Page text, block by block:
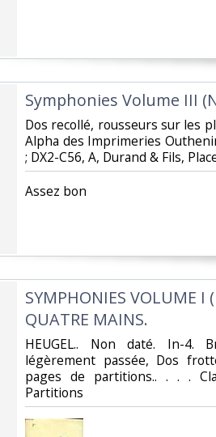
‎Symphonies Volume III
‎Dos recollé, rousseurs sur les
Alpha des Imprimeries
; DX2-C56, A, Durand & Fils,
‎Assez bon‎
‎SYMPHONIES VOLUME I
QUATRE MAINS.‎
‎HEUGEL.. Non daté. In-4.
légèrement passée, Dos
pages de partitions.. . . .
Partitions‎